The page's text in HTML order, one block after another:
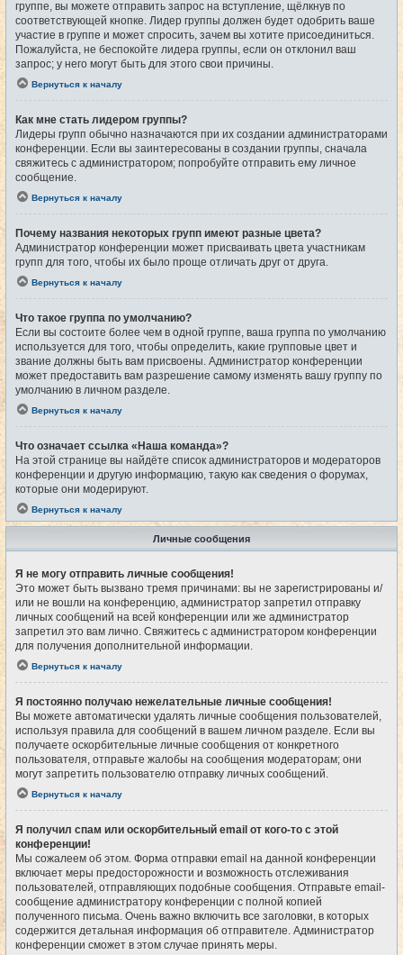
группе, вы можете отправить запрос на вступление, щёлкнув по
соответствующей кнопке. Лидер группы должен будет одобрить ваше
участие в группе и может спросить, зачем вы хотите присоединиться.
Пожалуйста, не беспокойте лидера группы, если он отклонил ваш
запрос; у него могут быть для этого свои причины.
Вернуться к началу
Как мне стать лидером группы?
Лидеры групп обычно назначаются при их создании администраторами
конференции. Если вы заинтересованы в создании группы, сначала
свяжитесь с администратором; попробуйте отправить ему личное
сообщение.
Вернуться к началу
Почему названия некоторых групп имеют разные цвета?
Администратор конференции может присваивать цвета участникам
групп для того, чтобы их было проще отличать друг от друга.
Вернуться к началу
Что такое группа по умолчанию?
Если вы состоите более чем в одной группе, ваша группа по умолчанию
используется для того, чтобы определить, какие групповые цвет и
звание должны быть вам присвоены. Администратор конференции
может предоставить вам разрешение самому изменять вашу группу по
умолчанию в личном разделе.
Вернуться к началу
Что означает ссылка «Наша команда»?
На этой странице вы найдёте список администраторов и модераторов
конференции и другую информацию, такую как сведения о форумах,
которые они модерируют.
Вернуться к началу
Личные сообщения
Я не могу отправить личные сообщения!
Это может быть вызвано тремя причинами: вы не зарегистрированы и/
или не вошли на конференцию, администратор запретил отправку
личных сообщений на всей конференции или же администратор
запретил это вам лично. Свяжитесь с администратором конференции
для получения дополнительной информации.
Вернуться к началу
Я постоянно получаю нежелательные личные сообщения!
Вы можете автоматически удалять личные сообщения пользователей,
используя правила для сообщений в вашем личном разделе. Если вы
получаете оскорбительные личные сообщения от конкретного
пользователя, отправьте жалобы на сообщения модераторам; они
могут запретить пользователю отправку личных сообщений.
Вернуться к началу
Я получил спам или оскорбительный email от кого-то с этой
конференции!
Мы сожалеем об этом. Форма отправки email на данной конференции
включает меры предосторожности и возможность отслеживания
пользователей, отправляющих подобные сообщения. Отправьте email-
сообщение администратору конференции с полной копией
полученного письма. Очень важно включить все заголовки, в которых
содержится детальная информация об отправителе. Администратор
конференции сможет в этом случае принять меры.